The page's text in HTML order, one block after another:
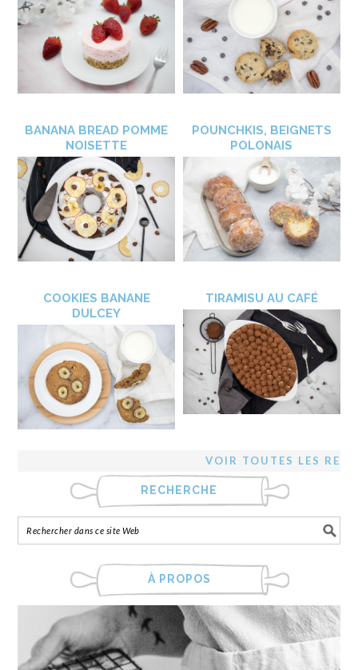
BANANA BREAD POMME
NOISETTE
POUNCHKIS, BEIGNETS
POLONAIS
COOKIES BANANE
DULCEY
TIRAMISU AU CAFÉ
VOIR TOUTES LES
RECHERCHE
À PROPOS